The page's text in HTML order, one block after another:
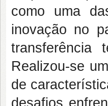
como uma
inovação no
transferência
Realizou-se
de
desafios